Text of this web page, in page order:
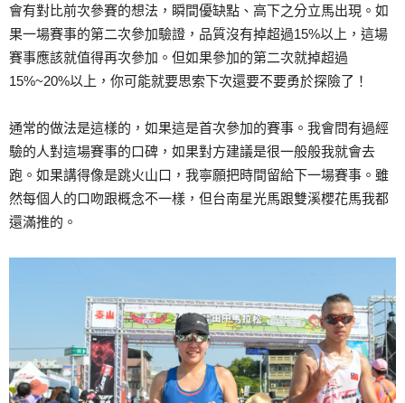
會有對比前次參賽的想法，瞬間優缺點、高下之分立馬出現。如
果一場賽事的第二次參加驗證，品質沒有掉超過15%以上，這場
賽事應該就值得再次參加。但如果參加的第二次就掉超過
15%~20%以上，你可能就要思索下次還要不要勇於探險了！
通常的做法是這樣的，如果這是首次參加的賽事。我會問有過經
驗的人對這場賽事的口碑，如果對方建議是很一般般我就會去
跑。如果講得像是跳火山口，我寧願把時間留給下一場賽事。雖
然每個人的口吻跟概念不一樣，但台南星光馬跟雙溪櫻花馬我都
還滿推的。